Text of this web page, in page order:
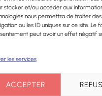
stocker et/ou accéder aux
nous permettra de traiter
ou les ID uniques sur ce site.
peut avoir un effet négatif
les services
ACCEPTER
REMISE CHÈQUE
L’EHPAD CLOS ST
Nous venons de
qui a permis de
financement du
l’établissement […]